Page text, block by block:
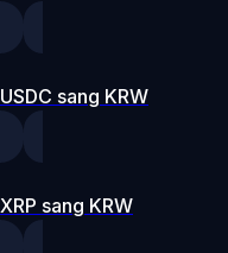
USDC sang KRW
XRP sang KRW